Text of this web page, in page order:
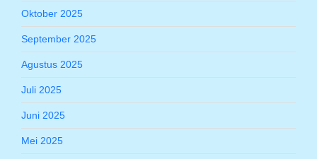
Oktober 2025
September 2025
Agustus 2025
Juli 2025
Juni 2025
Mei 2025